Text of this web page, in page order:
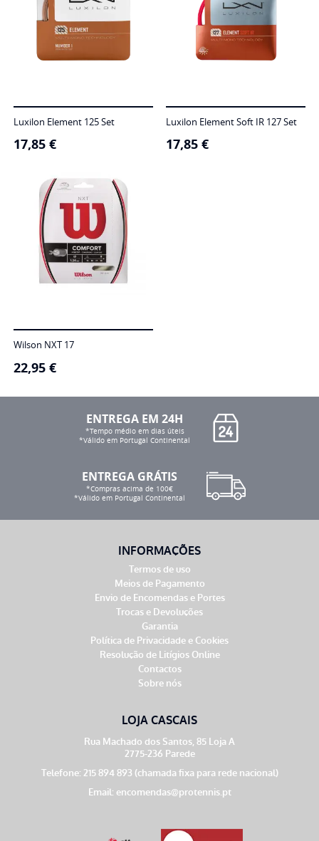
Luxilon Element 125 Set
17,85 €
Luxilon Element Soft IR 127 Set
17,85 €
Wilson NXT 17
22,95 €
ENTREGA EM 24H
*Tempo médio em dias úteis
*Válido em Portugal Continental
ENTREGA GRÁTIS
*Compras acima de 100€
*Válido em Portugal Continental
INFORMAÇÕES
Termos de uso
Meios de Pagamento
Envio de Encomendas e Portes
Trocas e Devoluções
Garantia
Política de Privacidade e Cookies
Resolução de Litígios Online
Contactos
Sobre nós
LOJA CASCAIS
Rua Machado dos Santos, 85 Loja A
2775-236 Parede
Telefone: 215 894 893 (chamada fixa para rede nacional)
Email: encomendas@protennis.pt